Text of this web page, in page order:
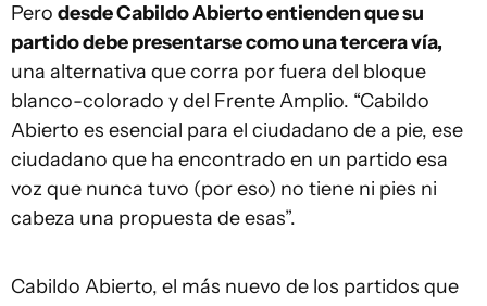
Pero desde Cabildo Abierto entienden que su
partido debe presentarse como una tercera vía,
una alternativa que corra por fuera del bloque
blanco-colorado y del Frente Amplio. “Cabildo
Abierto es esencial para el ciudadano de a pie, ese
ciudadano que ha encontrado en un partido esa
voz que nunca tuvo (por eso) no tiene ni pies ni
cabeza una propuesta de esas”.
Cabildo Abierto, el más nuevo de los partidos que